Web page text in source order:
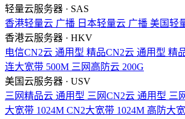
轻量云服务器 · SAS
香港轻量云 广播 日本轻量云 广播 美国轻
香港云服务器 · HKV
电信CN2云 通用型 精品CN2云 通用型 精
连大宽带 500M 三网高防云 200G
美国云服务器 · USV
三网精品云 通用型 三网CN2云 通用型 三
大宽带 1024M CN2大宽带 1024M 高防大